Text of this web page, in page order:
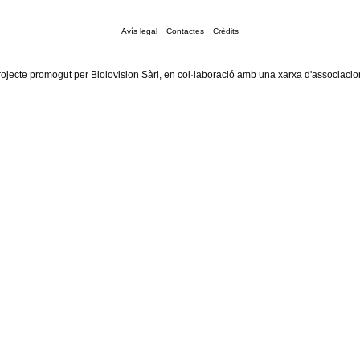
Avís legal Contactes Crèdits
promogut per Biolovision Sàrl, en col·laboració amb una xarxa